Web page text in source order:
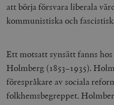
att börja försvara liberala
kommunistiska och
Ett motsatt synsätt fanns
Holmberg (1853–1935).
förespråkare av sociala
folkhemsbegreppet.